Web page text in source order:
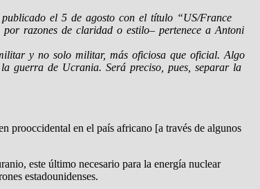
el 5 de agosto con el título “US/France
razones de claridad o estilo– pertenece a Antoni
y no solo militar, más oficiosa que oficial. Algo
guerra de Ucrania. Será preciso, pues, separar la
prooccidental en el país africano [a través de algunos
este último necesario para la energía nuclear
estadounidenses.